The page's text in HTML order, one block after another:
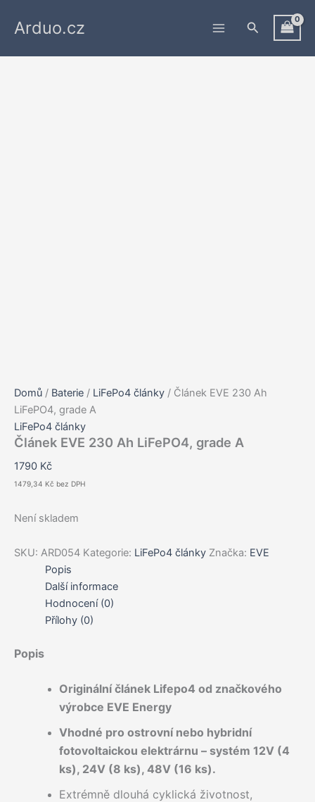
Arduo.cz Hledat
Domů / Baterie / LiFePo4 články / Článek EVE 230 Ah
LiFePO4, grade A
LiFePo4 články
Článek EVE 230 Ah LiFePO4, grade A
1790 Kč
1479,34 Kč bez DPH
Není skladem
SKU: ARD054 Kategorie: LiFePo4 články Značka: EVE
Popis
Další informace
Hodnocení (0)
Přílohy (0)
Popis
Originální článek Lifepo4 od značkového
výrobce EVE Energy
Vhodné pro ostrovní nebo hybridní
fotovoltaickou elektrárnu – systém 12V (4
ks), 24V (8 ks), 48V (16 ks).
Extrémně dlouhá cyklická životnost,